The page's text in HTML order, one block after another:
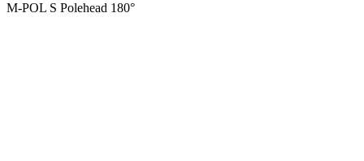
M-POL S Polehead 180°